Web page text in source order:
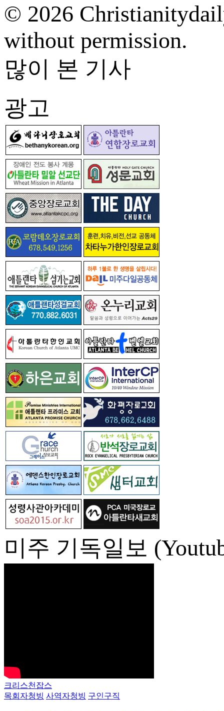
© 2026
without permission.
많이 본 기사
광고
미주 기독일보
크리스천잡스
목회자청빙 사역자청빙 구인구직